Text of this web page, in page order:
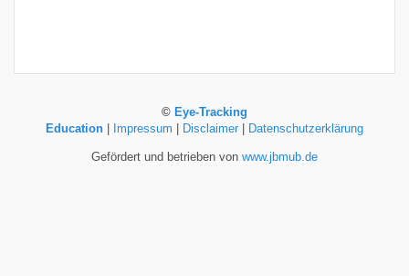
© Eye-Tracking
Education
Impressum Disclaimer Datenschutzerklärung
Gefördert und betrieben von www.jbmub.de